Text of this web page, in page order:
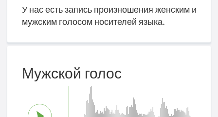
У нас есть запись произношения женским и
мужским голосом носителей языка.
Мужской голос